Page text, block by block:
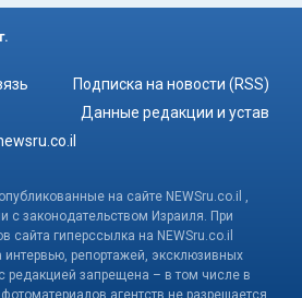
Подписка на новости (RSS)
Данные редакции и устав
на сайте NEWSru.co.il ,
с законодательством Израиля. При
сайта гиперссылка на NEWSru.co.il
интервью, репортажей, эксклюзивных
редакцией запрещена – в том числе в
агентств не разрешается.